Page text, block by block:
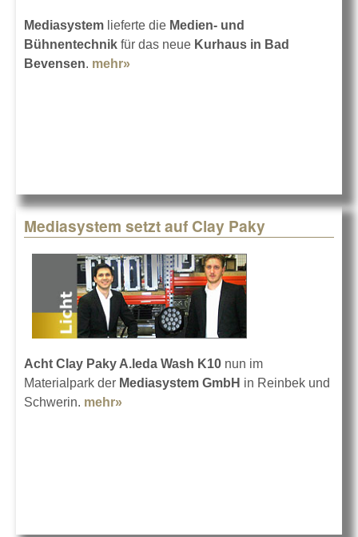
Mediasystem lieferte die Medien- und
Bühnentechnik für das neue Kurhaus in Bad
Bevensen. mehr»
Mediasystem setzt auf Clay Paky
Acht Clay Paky A.leda Wash K10 nun im
Materialpark der Mediasystem GmbH in Reinbek und
Schwerin. mehr»